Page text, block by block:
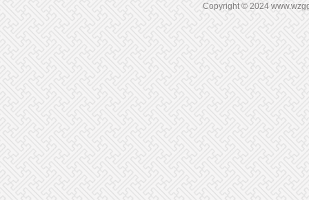
Copyright © 2024